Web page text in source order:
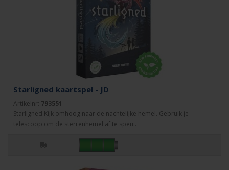
Starligned kaartspel - JD
Artikelnr: 793551
Starligned Kijk omhoog naar de nachtelijke hemel. Gebruik je
telescoop om de sterrenhemel af te speu..